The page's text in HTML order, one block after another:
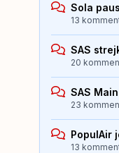
Sola
13
SAS
20
SAS
23
PopulAir
13